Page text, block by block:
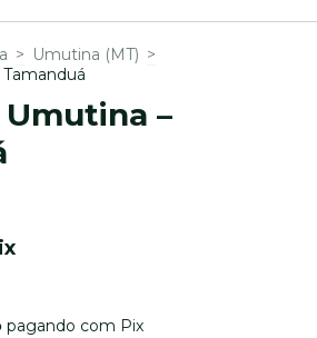
> Umutina (MT) >
–
pagando com Pix